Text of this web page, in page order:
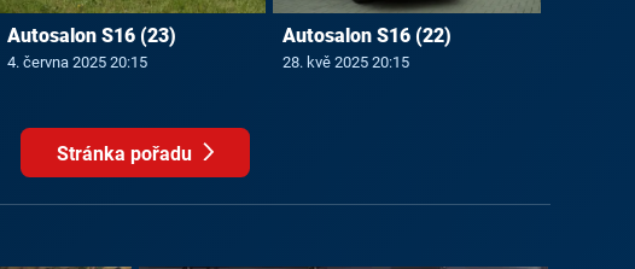
Autosalon S16 (23)
4. června 2025 20:15
Autosalon S16 (22)
28. kvě 2025 20:15
Stránka pořadu